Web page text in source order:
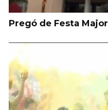
Pregó de Festa Major